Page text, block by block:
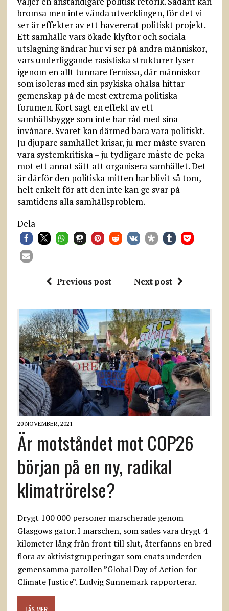
bromsa men inte vända utvecklingen, för det vi
ser är effekter av ett havererat politiskt projekt.
Ett samhälle vars ökade klyftor och sociala
utslagning ändrar hur vi ser på andra människor,
vars underliggande rasistiska strukturer lyser
igenom en allt tunnare fernissa, där människor
som isoleras med sin psykiska ohälsa hittar
gemenskap på de mest extrema politiska
forumen. Kort sagt en effekt av ett
samhällsbygge som inte har råd med sina
invånare. Svaret kan därmed bara vara politiskt.
Ju djupare samhället krisar, ju mer måste svaren
vara systemkritiska – ju tydligare måste de peka
mot ett annat sätt att organisera samhället. Det
är därför den politiska mitten har blivit så tom,
helt enkelt för att den inte kan ge svar på
samtidens alla samhällsproblem.
Dela
Previous post Next post
20 NOVEMBER, 2021
Är motståndet mot COP26
början på en ny, radikal
klimatrörelse?
Drygt 100 000 personer marscherade genom
Glasgows gator. I marschen, som sades vara drygt 4
kilometer lång från front till slut, återfanns en bred
flora av aktivistgrupperingar som enats underden
gemensamma parollen ”Global Day of Action for
Climate Justice”. Ludvig Sunnemark rapporterar.